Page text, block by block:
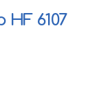
HF 6107